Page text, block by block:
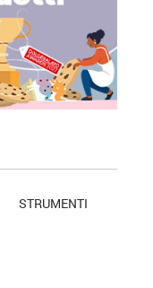
STRUMENTI